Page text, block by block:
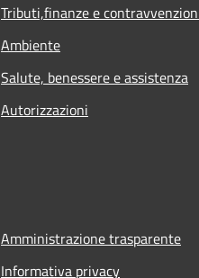
Tributi,finanze e
Ambiente
Salute, benessere e assistenza
Autorizzazioni
Amministrazione trasparente
Informativa privacy